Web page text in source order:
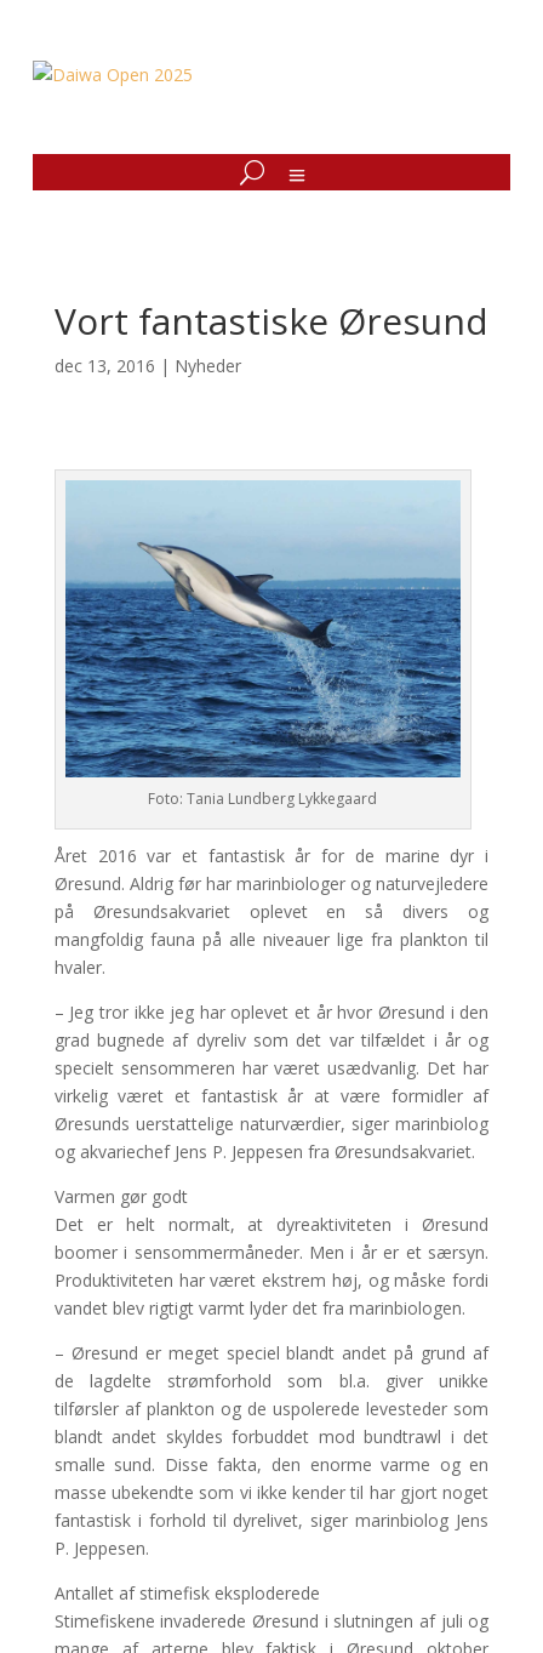
Vort fantastiske Øresund
dec 13, 2016 | Nyheder
Foto: Tania Lundberg Lykkegaard
Året 2016 var et fantastisk år for de marine dyr i
Øresund. Aldrig før har marinbiologer og naturvejledere
på Øresundsakvariet oplevet en så divers og
mangfoldig fauna på alle niveauer lige fra plankton til
hvaler.
– Jeg tror ikke jeg har oplevet et år hvor Øresund i den
grad bugnede af dyreliv som det var tilfældet i år og
specielt sensommeren har været usædvanlig. Det har
virkelig været et fantastisk år at være formidler af
Øresunds uerstattelige naturværdier, siger marinbiolog
og akvariechef Jens P. Jeppesen fra Øresundsakvariet.
Varmen gør godt
Det er helt normalt, at dyreaktiviteten i Øresund
boomer i sensommermåneder. Men i år er et særsyn.
Produktiviteten har været ekstrem høj, og måske fordi
vandet blev rigtigt varmt lyder det fra marinbiologen.
– Øresund er meget speciel blandt andet på grund af
de lagdelte strømforhold som bl.a. giver unikke
tilførsler af plankton og de uspolerede levesteder som
blandt andet skyldes forbuddet mod bundtrawl i det
smalle sund. Disse fakta, den enorme varme og en
masse ubekendte som vi ikke kender til har gjort noget
fantastisk i forhold til dyrelivet, siger marinbiolog Jens
P. Jeppesen.
Antallet af stimefisk eksploderede
Stimefiskene invaderede Øresund i slutningen af juli og
mange af arterne blev faktisk i Øresund oktober